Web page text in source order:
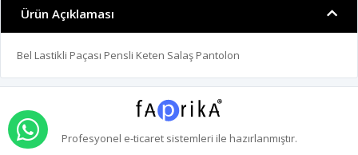
Ürün Açıklaması
Bel Lastikli Paçası Pensli Keten Salaş Pantolon
Profesyonel e-ticaretsistemleri ile hazırlanmıştır.